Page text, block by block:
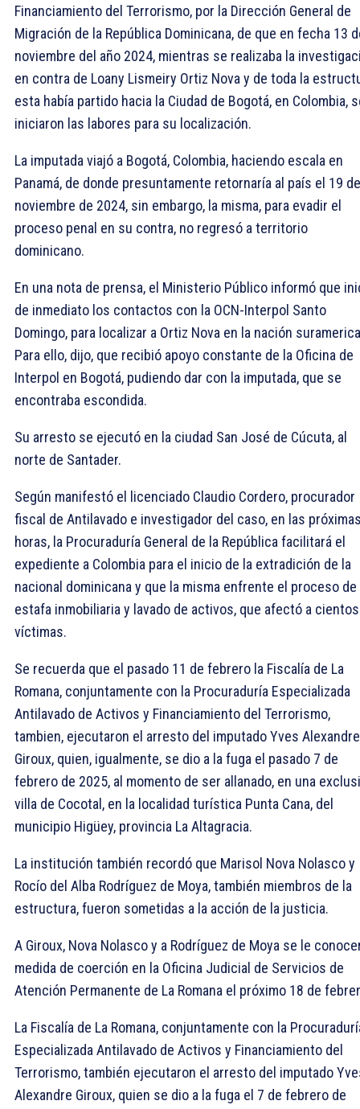
Financiamiento del Terrorismo, por la Dirección General de
Migración de la República Dominicana, de que en fecha 13
noviembre del año 2024, mientras se realizaba la
en contra de Loany Lismeiry Ortiz Nova y de toda la
esta había partido hacia la Ciudad de Bogotá, en Colombia,
iniciaron las labores para su localización.
La imputada viajó a Bogotá, Colombia, haciendo escala en
Panamá, de donde presuntamente retornaría al país el 19 de
noviembre de 2024, sin embargo, la misma, para evadir el
proceso penal en su contra, no regresó a territorio
dominicano.
En una nota de prensa, el Ministerio Público informó que
de inmediato los contactos con la OCN-Interpol Santo
Domingo, para localizar a Ortiz Nova en la nación
Para ello, dijo, que recibió apoyo constante de la Oficina de
Interpol en Bogotá, pudiendo dar con la imputada, que se
encontraba escondida.
Su arresto se ejecutó en la ciudad San José de Cúcuta, al
norte de Santader.
Según manifestó el licenciado Claudio Cordero, procurador
fiscal de Antilavado e investigador del caso, en las
horas, la Procuraduría General de la República facilitará el
expediente a Colombia para el inicio de la extradición de la
nacional dominicana y que la misma enfrente el proceso de
estafa inmobiliaria y lavado de activos, que afectó a
víctimas.
Se recuerda que el pasado 11 de febrero la Fiscalía de La
Romana, conjuntamente con la Procuraduría Especializada
Antilavado de Activos y Financiamiento del Terrorismo,
tambien, ejecutaron el arresto del imputado Yves Alexandre
Giroux, quien, igualmente, se dio a la fuga el pasado 7 de
febrero de 2025, al momento de ser allanado, en una
villa de Cocotal, en la localidad turística Punta Cana, del
municipio Higüey, provincia La Altagracia.
La institución también recordó que Marisol Nova Nolasco y
Rocío del Alba Rodríguez de Moya, también miembros de la
estructura, fueron sometidas a la acción de la justicia.
A Giroux, Nova Nolasco y a Rodríguez de Moya se le
medida de coerción en la Oficina Judicial de Servicios de
Atención Permanente de La Romana el próximo 18 de
La Fiscalía de La Romana, conjuntamente con la
Especializada Antilavado de Activos y Financiamiento del
Terrorismo, también ejecutaron el arresto del imputado
Alexandre Giroux, quien se dio a la fuga el 7 de febrero de